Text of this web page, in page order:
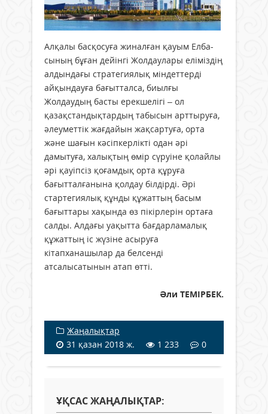
Алқалы басқосуға жиналған қауым Елба­
сының бұған дейінгі Жолдаулары еліміздің
алдындағы стратегиялық міндеттерді
айқын­дауға бағытталса, биылғы
Жолдаудың басты ерекшелігі – ол
қазақстандықтардың табысын арттыруға,
әлеуметтік жағдайын жақсартуға, орта
және шағын кәсіпкерлікті одан әрі
дамытуға, халықтың өмір сүруіне қолайлы
әрі қауіпсіз қоғамдық орта құруға
бағытталғанына қолдау білдірді. Әрі
стартегиялық құнды құжаттың басым
бағыттары хақында өз пікірлерін ортаға
салды. Алдағы уақытта бағдарламалық
құжаттың іс жүзіне асыруға
кітапханашылар да белсенді
атсалысатынын атап өтті.
Әли ТЕМІРБЕК.
Жаңалықтар
31 қазан 2018 ж.
1 233 0
ҰҚСАС ЖАҢАЛЫҚТАР: